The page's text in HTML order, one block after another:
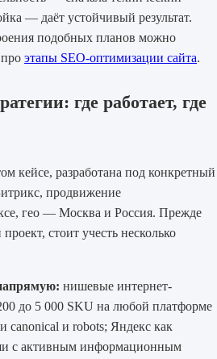
— даёт устойчивый результат.
подобных планов можно
этапы SEO-оптимизации сайта.
где работает, где
кейсе, разработана под конкретный
продвижение
гео — Москва и Россия. Прежде
стоит учесть несколько
нишевые интернет-
до 5 000 SKU на любой платформе
canonical и robots; Яндекс как
с активным информационным